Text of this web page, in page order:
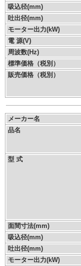
吸込径(mm)
吐出径(mm)
モーター出力(kW)
電 源(V)
周波数(Hz)
標準価格（税別）
販売価格（税別）
メーカー名
品名
型 式
面間寸法(mm)
吸込径(mm)
吐出径(mm)
モーター出力(kW)